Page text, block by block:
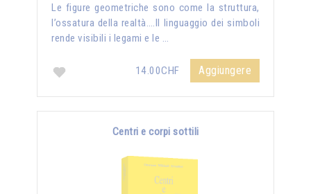
Le figure geometriche sono come la struttura,
l’ossatura della realtà….Il linguaggio dei simboli
rende visibili i legami e le …
14.00CHF Aggiungere
Centri e corpi sottili